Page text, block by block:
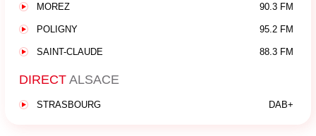
MOREZ 90.3 FM
POLIGNY 95.2 FM
SAINT-CLAUDE 88.3 FM
DIRECT ALSACE
STRASBOURG DAB+